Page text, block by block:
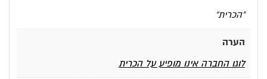
"הכרית"
הערה
לוגו החברה אינו מופיע על הכרית